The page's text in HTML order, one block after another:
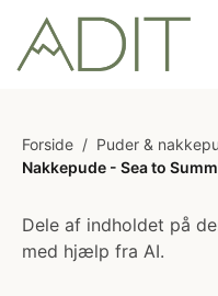
Forside / Puder &
Nakkepude - Sea to
Dele af indholdet på
med hjælp fra AI.